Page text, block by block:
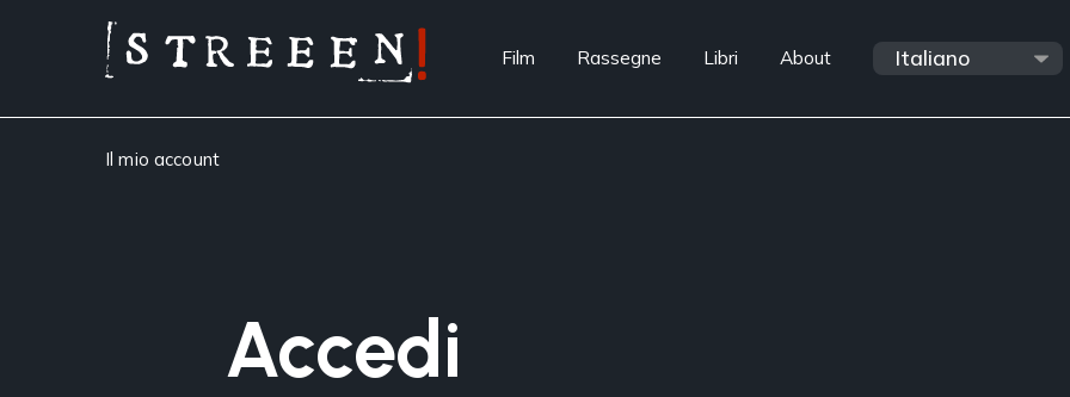
Film Rassegne Libri About
Il mio account
Accedi